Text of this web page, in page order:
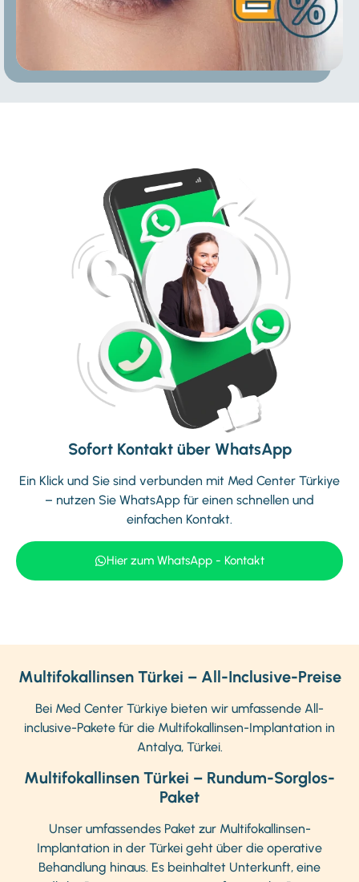
Sofort Kontakt über WhatsApp
Ein Klick und Sie sind verbunden mit Med Center Türkiye
– nutzen Sie WhatsApp für einen schnellen und
einfachen Kontakt.
Hier zum WhatsApp - Kontakt
Multifokallinsen Türkei – All-Inclusive-Preise
Bei Med Center Türkiye bieten wir umfassende All-
inclusive-Pakete für die Multifokallinsen-Implantation in
Antalya, Türkei.
Multifokallinsen Türkei – Rundum-Sorglos-
Paket
Unser umfassendes Paket zur Multifokallinsen-
Implantation in der Türkei geht über die operative
Behandlung hinaus. Es beinhaltet Unterkunft, eine